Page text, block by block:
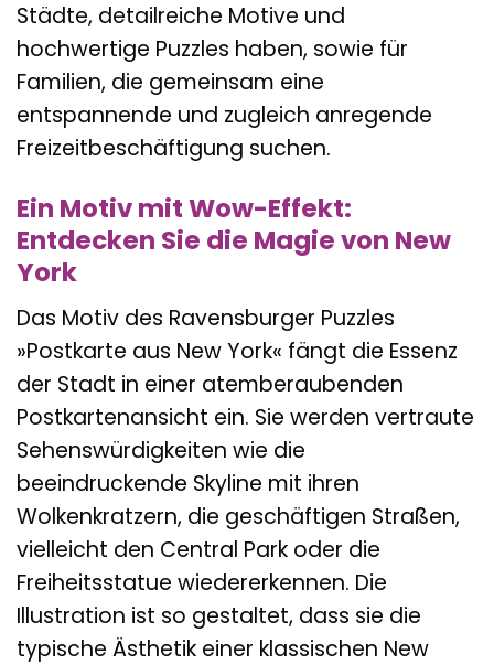
Städte, detailreiche Motive und
hochwertige Puzzles haben, sowie für
Familien, die gemeinsam eine
entspannende und zugleich anregende
Freizeitbeschäftigung suchen.
Ein Motiv mit Wow-Effekt:
Entdecken Sie die Magie von New
York
Das Motiv des Ravensburger Puzzles
»Postkarte aus New York« fängt die Essenz
der Stadt in einer atemberaubenden
Postkartenansicht ein. Sie werden vertraute
Sehenswürdigkeiten wie die
beeindruckende Skyline mit ihren
Wolkenkratzern, die geschäftigen Straßen,
vielleicht den Central Park oder die
Freiheitsstatue wiedererkennen. Die
Illustration ist so gestaltet, dass sie die
typische Ästhetik einer klassischen New